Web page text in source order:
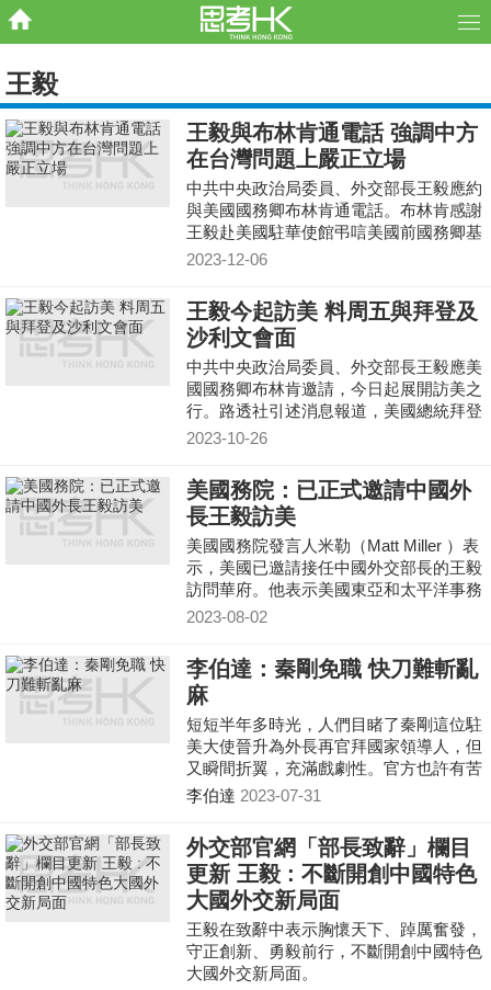
王毅
王毅與布林肯通電話 強調中方
在台灣問題上嚴正立場
中共中央政治局委員、外交部長王毅應約
與美國國務卿布林肯通電話。布林肯感謝
王毅赴美國駐華使館弔唁美國前國務卿基
辛格。王毅說基辛格始終主張中美兩個大
2023-12-06
王毅今起訪美 料周五與拜登及
沙利文會面
中共中央政治局委員、外交部長王毅應美
國國務卿布林肯邀請，今日起展開訪美之
行。路透社引述消息報道，美國總統拜登
將於明日（27日）於白宮會面王毅。美國
2023-10-26
美國務院：已正式邀請中國外
長王毅訪美
美國國務院發言人米勒（Matt Miller ）表
示，美國已邀請接任中國外交部長的王毅
訪問華府。他表示美國東亞和太平洋事務
助理國務卿康達周一與中國外交部北美大
2023-08-02
李伯達：秦剛免職 快刀難斬亂
麻
短短半年多時光，人們目睹了秦剛這位駐
美大使晉升為外長再官拜國家領導人，但
又瞬間折翼，充滿戲劇性。官方也許有苦
衷，也許對事件還沒有完全定性，但任由
欠缺透明之感。但願盡快能夠有個說法。
李伯達 2023-07-31
外交部官網「部長致辭」欄目
更新 王毅 : 不斷開創中國特色
大國外交新局面
王毅在致辭中表示胸懷天下、踔厲奮發，
守正創新、勇毅前行，不斷開創中國特色
大國外交新局面。